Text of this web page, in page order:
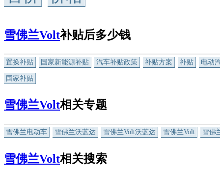
雪佛兰Volt补贴后多少钱
置换补贴 国家新能源补贴 汽车补贴政策 补贴方案 补贴 电动
国家补贴
雪佛兰Volt相关专题
雪佛兰电动车 雪佛兰沃蓝达 雪佛兰Volt沃蓝达 雪佛兰Volt 雪佛
雪佛兰Volt相关搜索